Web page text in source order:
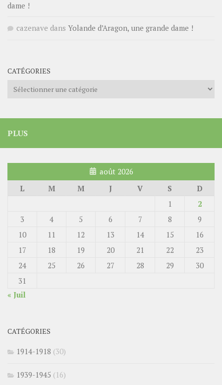
dame !
cazenave dans Yolande d’Aragon, une grande dame !
CATÉGORIES
Catégories
PLUS
août 2026
L
M M J V S
D
1
2
3
4 5 6 7 8
9
10
11 12 13 14 15
16
17
18 19 20 21 22
23
24
25 26 27 28 29
30
31
« Juil
CATÉGORIES
1914-1918 (30)
1939-1945 (16)